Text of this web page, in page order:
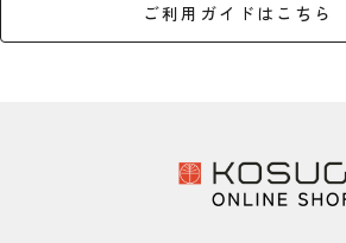
ご利用ガイドはこちら